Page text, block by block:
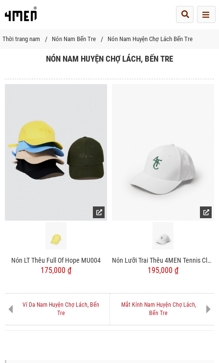
Thời trang nam Nón Nam Bến Tre Nón Nam Huyện Chợ Lách Bến Tre
NÓN NAM HUYỆN CHỢ LÁCH, BẾN TRE
Nón LT Thêu Full Of Hope MU004
175,000 ₫
Nón Lưỡi Trai Thêu 4MEN Tennis Club MU010
195,000 ₫
Ví Da Nam Huyện Chợ Lách, Bến
Tre
Mắt Kính Nam Huyện Chợ Lách,
Bến Tre